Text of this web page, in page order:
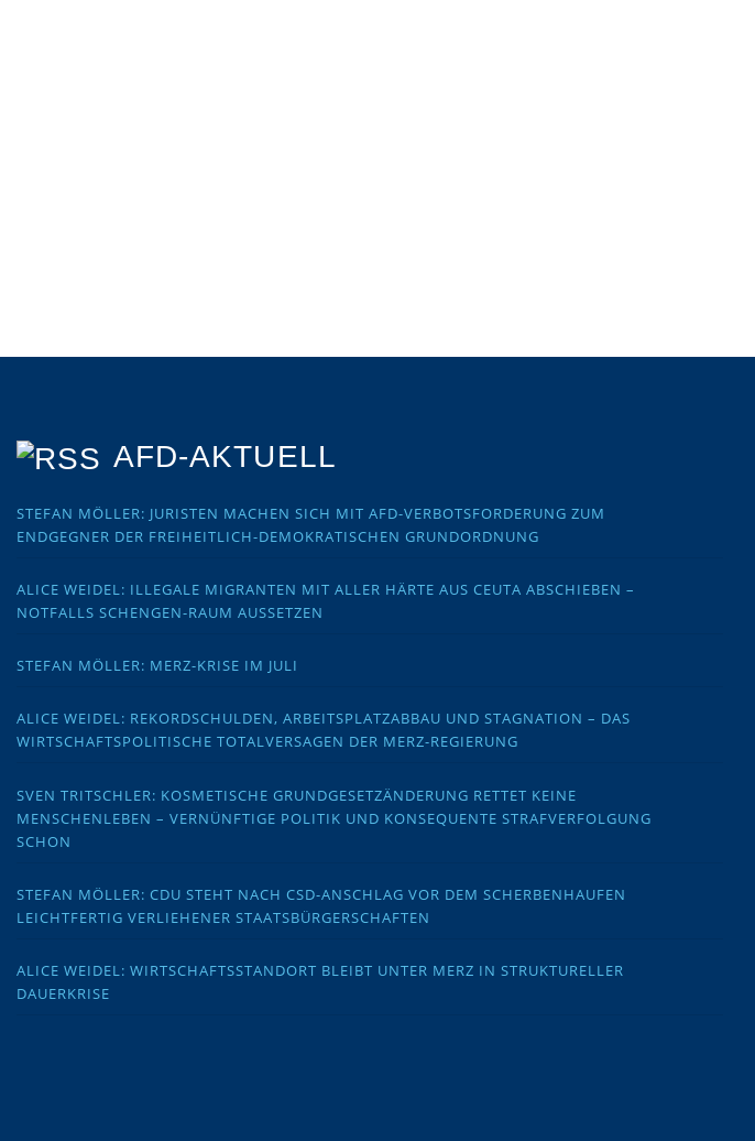
AFD-AKTUELL
STEFAN MÖLLER: JURISTEN MACHEN SICH MIT AFD-VERBOTSFORDERUNG ZUM
ENDGEGNER DER FREIHEITLICH-DEMOKRATISCHEN GRUNDORDNUNG
ALICE WEIDEL: ILLEGALE MIGRANTEN MIT ALLER HÄRTE AUS CEUTA ABSCHIEBEN –
NOTFALLS SCHENGEN-RAUM AUSSETZEN
STEFAN MÖLLER: MERZ-KRISE IM JULI
ALICE WEIDEL: REKORDSCHULDEN, ARBEITSPLATZABBAU UND STAGNATION – DAS
WIRTSCHAFTSPOLITISCHE TOTALVERSAGEN DER MERZ-REGIERUNG
SVEN TRITSCHLER: KOSMETISCHE GRUNDGESETZÄNDERUNG RETTET KEINE
MENSCHENLEBEN – VERNÜNFTIGE POLITIK UND KONSEQUENTE STRAFVERFOLGUNG
SCHON
STEFAN MÖLLER: CDU STEHT NACH CSD-ANSCHLAG VOR DEM SCHERBENHAUFEN
LEICHTFERTIG VERLIEHENER STAATSBÜRGERSCHAFTEN
ALICE WEIDEL: WIRTSCHAFTSSTANDORT BLEIBT UNTER MERZ IN STRUKTURELLER
DAUERKRISE